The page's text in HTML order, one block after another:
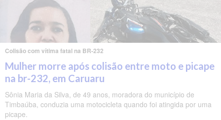
Colisão com vítima fatal na BR-232
Mulher morre após colisão entre moto e picape
na br-232, em Caruaru
Sônia Maria da Silva, de 49 anos, moradora do município de
Timbaúba, conduzia uma motocicleta quando foi atingida por uma
picape.